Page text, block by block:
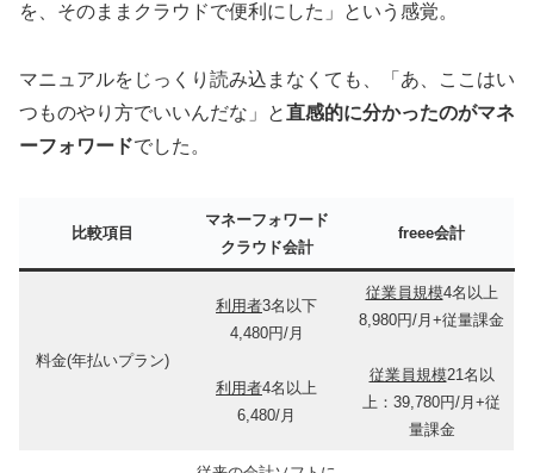
を、そのままクラウドで便利にした」という感覚。
マニュアルをじっくり読み込まなくても、「あ、ここはい
つものやり方でいいんだな」と直感的に分かったのがマネ
ーフォワードでした。
比較項目
マネーフォワード
クラウド会計
freee会計
料金(年払いプラン)
利用者3名以下
4,480円/月
利用者4名以上
6,480/月
従業員規模4名以上
8,980円/月+従量課金
従業員規模21名以
上：39,780円/月+従
量課金